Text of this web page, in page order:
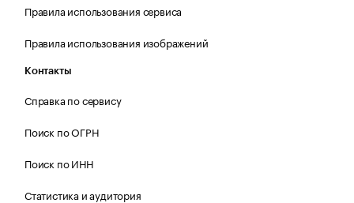
Правила использования сервиса
Правила использования изображений
Контакты
Справка по сервису
Поиск по ОГРН
Поиск по ИНН
Статистика и аудитория